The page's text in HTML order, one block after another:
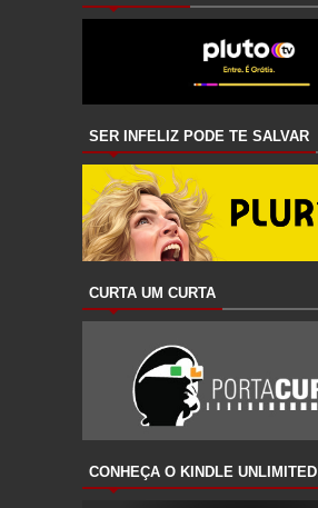
SER INFELIZ PODE TE SALVAR
CURTA UM CURTA
CONHEÇA O KINDLE UNLIMITED